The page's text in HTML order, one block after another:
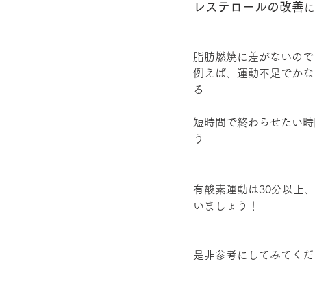
レステロールの改善
脂肪燃焼に差がないの
例えば、運動不足でか
る
短時間で終わらせたい
う
有酸素運動は30分以上
いましょう！
是非参考にしてみてくだ